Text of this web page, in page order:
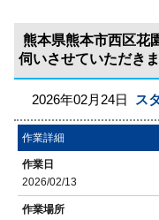
熊本県熊本市西区花
伺いさせていただきま
2026年02月24日 ス
作業詳細
作業日
2026/02/13
作業場所